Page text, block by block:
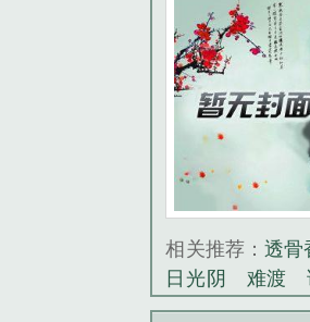
相关推荐： 透骨
日光阴
难渡
野
覆雨翻云